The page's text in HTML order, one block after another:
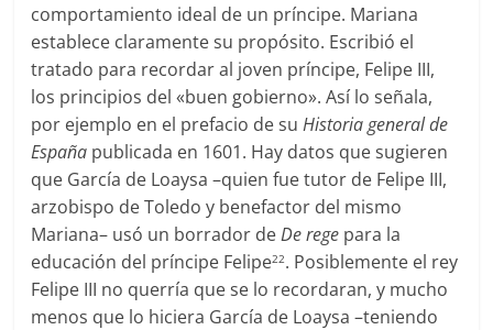
comportamiento ideal de un príncipe. Mariana
establece claramente su propósito. Escribió el
tratado para recordar al joven príncipe, Felipe III,
los principios del «buen gobierno». Así lo señala,
por ejemplo en el prefacio de suHistoria general de
España publicada en 1601. Hay datos que sugieren
que García de Loaysa –quien fue tutor de Felipe III,
arzobispo de Toledo y benefactor del mismo
Mariana– usó un borrador deDe rege para la
educación del príncipe Felipe22. Posiblemente el rey
Felipe III no querría que se lo recordaran, y mucho
menos que lo hiciera García de Loaysa –teniendo